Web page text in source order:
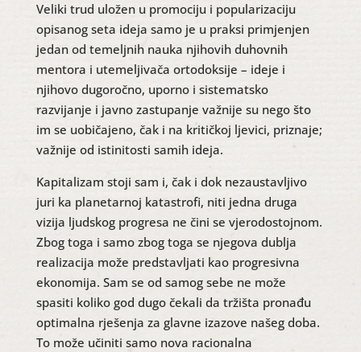
Veliki trud uložen u promociju i popularizaciju
opisanog seta ideja samo je u praksi primjenjen
jedan od temeljnih nauka njihovih duhovnih
mentora i utemeljivača ortodoksije – ideje i
njihovo dugoročno, uporno i sistematsko
razvijanje i javno zastupanje važnije su nego što
im se uobičajeno, čak i na kritičkoj ljevici, priznaje;
važnije od istinitosti samih ideja.
Kapitalizam stoji sam i, čak i dok nezaustavljivo
juri ka planetarnoj katastrofi, niti jedna druga
vizija ljudskog progresa ne čini se vjerodostojnom.
Zbog toga i samo zbog toga se njegova dublja
realizacija može predstavljati kao progresivna
ekonomija. Sam se od samog sebe ne može
spasiti koliko god dugo čekali da tržišta pronađu
optimalna rješenja za glavne izazove našeg doba.
To može učiniti samo nova racionalna